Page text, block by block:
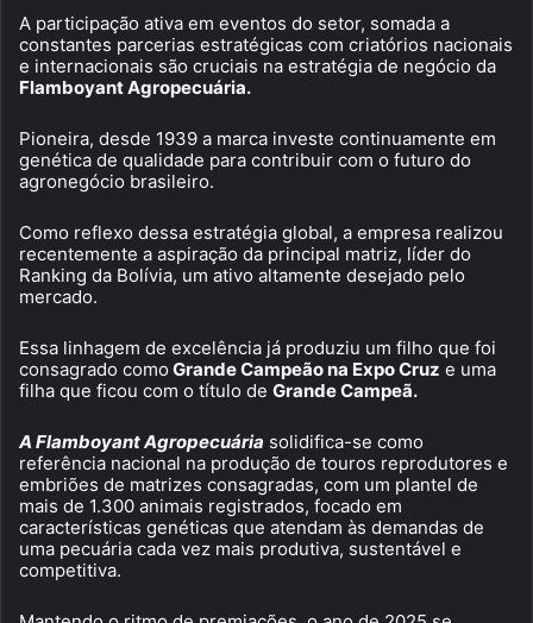
A participação ativa em eventos do setor, somada a
constantes parcerias estratégicas com criatórios nacionais
e internacionais são cruciais na estratégia de negócio da
Flamboyant Agropecuária.
Pioneira, desde 1939 a marca investe continuamente em
genética de qualidade para contribuir com o futuro do
agronegócio brasileiro.
Como reflexo dessa estratégia global, a empresa realizou
recentemente a aspiração da principal matriz, líder do
Ranking da Bolívia, um ativo altamente desejado pelo
mercado.
Essa linhagem de excelência já produziu um filho que foi
consagrado como Grande Campeão na Expo Cruz e uma
filha que ficou com o título de Grande Campeã.
A Flamboyant Agropecuária solidifica-se como
referência nacional na produção de touros reprodutores e
embriões de matrizes consagradas, com um plantel de
mais de 1.300 animais registrados, focado em
características genéticas que atendam às demandas de
uma pecuária cada vez mais produtiva, sustentável e
competitiva.